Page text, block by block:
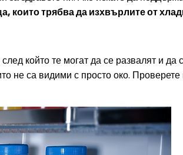
които трябва да изхвърлите от
който те могат да се развалят и
не са видими с просто око.